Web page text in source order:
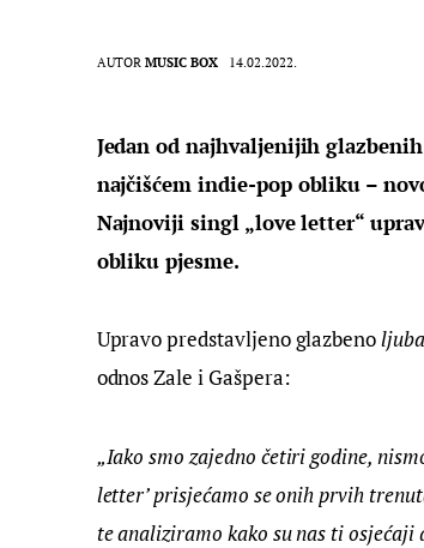
AUTOR MUSIC BOX 14.02.2022.
Jedan od najhvaljenijih
najčišćem indie-pop obliku –
Najnoviji singl „love letter“
obliku pjesme.
Upravo predstavljeno glazbeno
odnos Zale i Gašpera:
„Iako smo zajedno četiri godine,
letter’ prisjećamo se onih prvih
te analiziramo kako su nas ti osjećaji